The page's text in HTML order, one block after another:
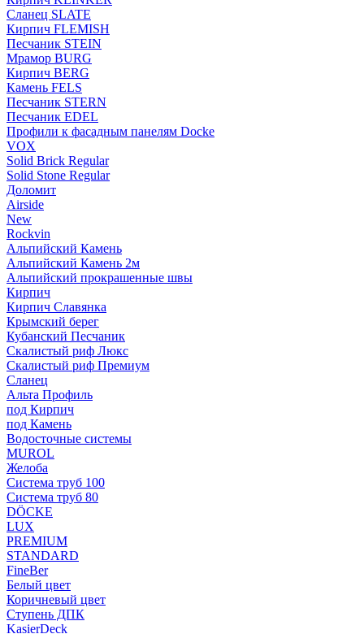
Сланец SLATE
Кирпич FLEMISH
Пес­ча­ник STEIN
Мрамор BURG
Кирпич BERG
Камень FELS
Пес­ча­ник STERN
Пес­ча­ник EDEL
Профили к фасадным панелям Docke
VOX
Solid Brick Regular
Solid Stone Regular
Доломит
Airside
New
Rockvin
Альпийский Камень
Альпийский Камень 2м
Альпийский прокрашенные швы
Кирпич
Кирпич Славянка
Крымский берег
Кубанский Песчаник
Скалистый риф Люкс
Скалистый риф Премиум
Сланец
Альта Профиль
под Кирпич
под Камень
Водосточные системы
MUROL
Желоба
Система труб 100
Система труб 80
DÖCKE
LUX
PREMIUM
STANDARD
FineBer
Белый цвет
Коричневый цвет
Ступень ДПК
KasierDeck